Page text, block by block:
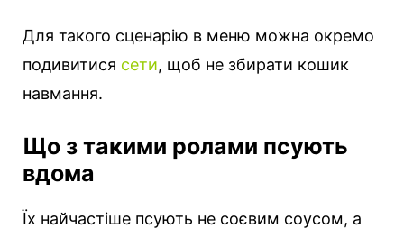
Для такого сценарію в меню можна окремо
подивитися сети, щоб не збирати кошик
навмання.
Що з такими ролами псують
вдома
Їх найчастіше псують не соєвим соусом, а